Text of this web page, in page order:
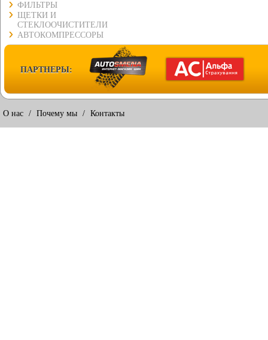
ФИЛЬТРЫ
ЩЕТКИ И
СТЕКЛООЧИСТИТЕЛИ
АВТОКОМПРЕССОРЫ
ПАРТНЕРЫ:
О нас / Почему мы / Контакты